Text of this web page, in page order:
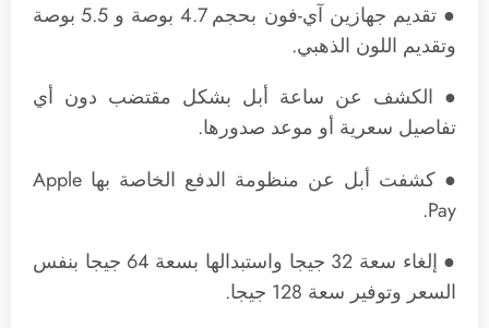
● تقديم جهازين آي-فون بحجم 4.7 بوصة و 5.5 بوصة
وتقديم اللون الذهبي.
● الكشف عن ساعة أبل بشكل مقتضب دون أي
تفاصيل سعرية أو موعد صدورها.
● كشفت أبل عن منظومة الدفع الخاصة بها Apple
Pay.
● إلغاء سعة 32 جيجا واستبدالها بسعة 64 جيجا بنفس
السعر وتوفير سعة 128 جيجا.